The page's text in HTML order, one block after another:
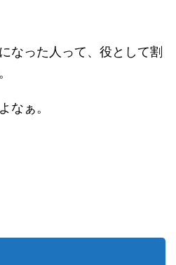
なった人って、役として割
なぁ。